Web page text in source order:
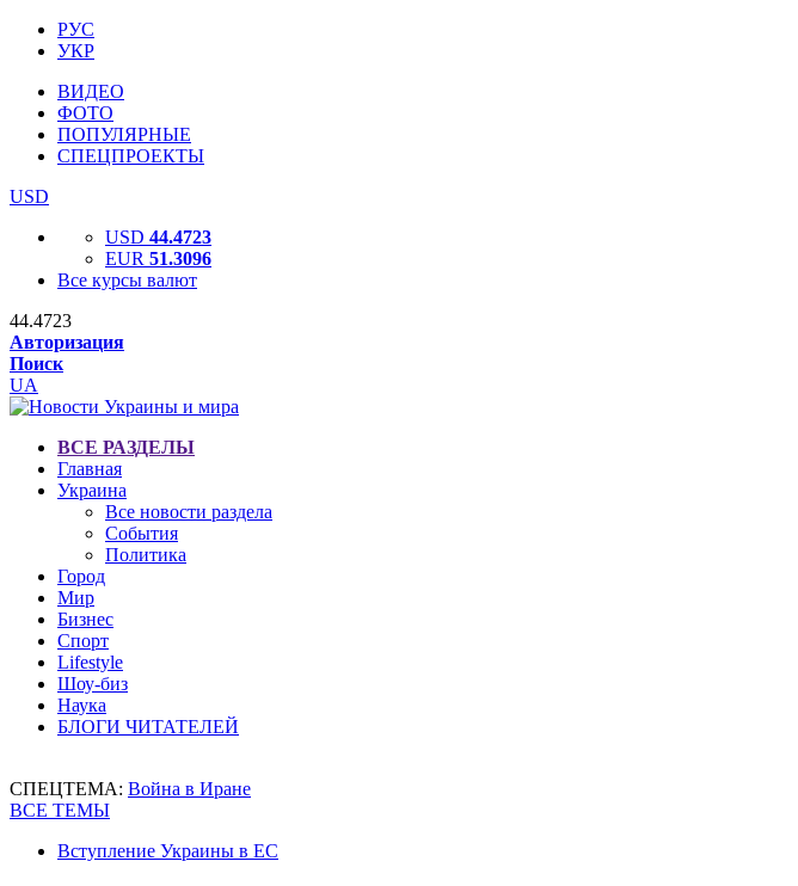
РУС
УКР
ВИДЕО
ФОТО
ПОПУЛЯРНЫЕ
СПЕЦПРОЕКТЫ
USD
USD 44.4723
EUR 51.3096
Все курсы валют
44.4723
Авторизация
Поиск
UA
ВСЕ РАЗДЕЛЫ
Главная
Украина
Все новости раздела
События
Политика
Город
Мир
Бизнес
Спорт
Lifestyle
Шоу-биз
Наука
БЛОГИ ЧИТАТЕЛЕЙ
СПЕЦТЕМА: Война в Иране
ВСЕ ТЕМЫ
Вступление Украины в ЕС